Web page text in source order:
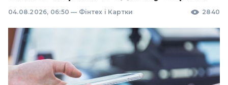
04.08.2026, 06:50 — Фінтех і Картки 2840